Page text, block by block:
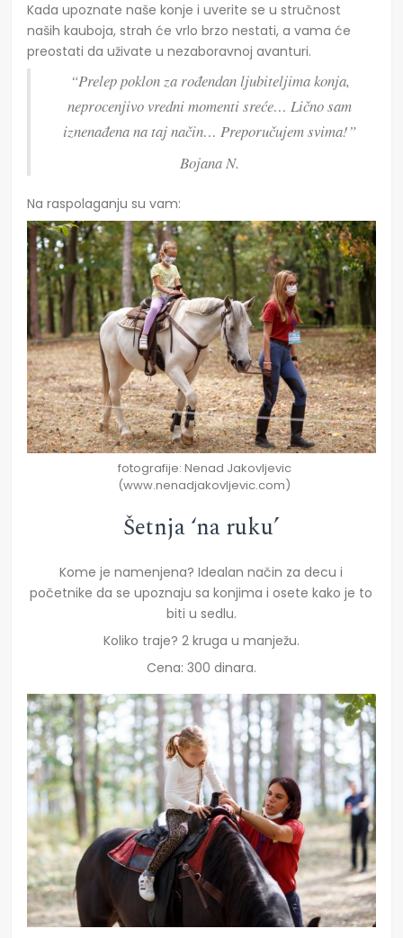
Kada upoznate naše konje i uverite se u stručnost
naših kauboja, strah će vrlo brzo nestati, a vama će
preostati da uživate u nezaboravnoj avanturi.
“Prelep poklon za rođendan ljubiteljima konja,
neprocenjivo vredni momenti sreće… Lično sam
iznenađena na taj način… Preporučujem svima!”
Bojana N.
Na raspolaganju su vam:
fotografije: Nenad Jakovljevic
(www.nenadjakovljevic.com)
Šetnja ‘na ruku’
Kome je namenjena? Idealan način za decu i
početnike da se upoznaju sa konjima i osete kako je to
biti u sedlu.
Koliko traje? 2 kruga u manježu.
Cena: 300 dinara.